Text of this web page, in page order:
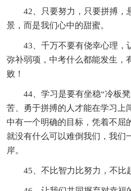
42、只要努力，只要拼搏，
景，而是我们心中的甜蜜。
43、千万不要有侥幸心理，
弥补弱项，中考什么都能发生，
败！
44、学习是要有坐稳“冷板凳
苦、勇于拼搏的人才能在学习上
中有一个明确的目标，凭着不屈
就没有什么可以难倒我们，我们
岸。
45、不比智力比努力，不比